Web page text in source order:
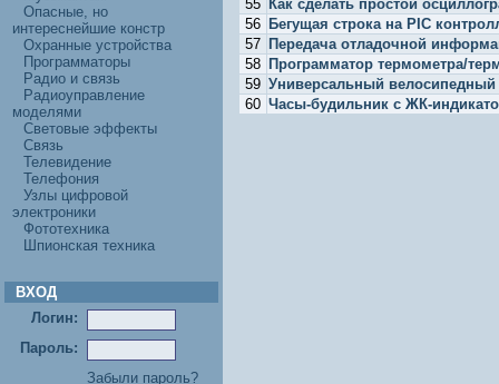
Опасные, но
интереснейшие констр
Охранные устройства
Программаторы
Радио и связь
Радиоуправление
моделями
Световые эффекты
Связь
Телевидение
Телефония
Узлы цифровой
электроники
Фототехника
Шпионская техника
ВХОД
Логин:
Пароль:
Забыли пароль?
55 Как сделать простой
56 Бегущая строка на PIC
57 Передача отладочной
58 Программатор термометра/
59 Универсальный велосипедный
60 Часы-будильник с ЖК-